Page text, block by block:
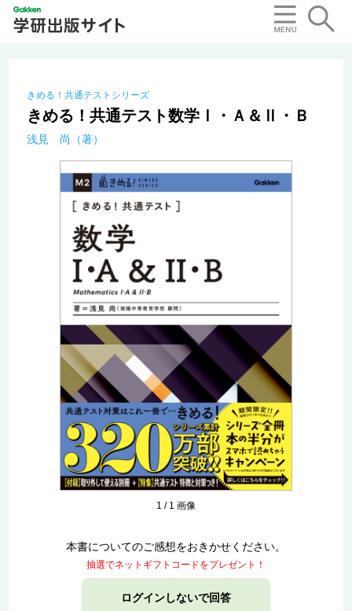
きめる！共通テストシリーズ
きめる！共通テスト数学Ⅰ・Ａ＆Ⅱ・Ｂ
浅見 尚（著）
1 / 1 画像
本書についてのご感想をおきかせください。
抽選でネットギフトコードをプレゼント！
ログインしないで回答